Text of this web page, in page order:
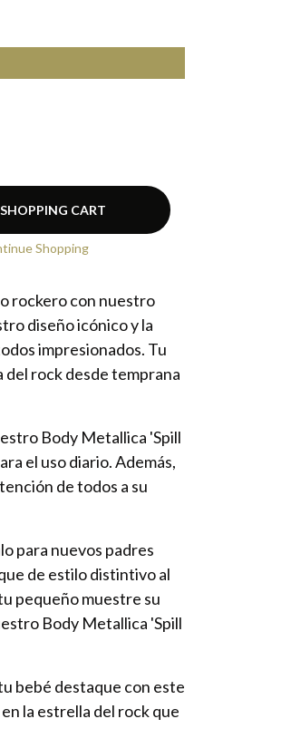
Shopping
rockero con nuestro
diseño icónico y la
impresionados. Tu
rock desde temprana
Body Metallica 'Spill
el uso diario. Además,
de todos a su
para nuevos padres
de estilo distintivo al
pequeño muestre su
Body Metallica 'Spill
bebé destaque con este
la estrella del rock que